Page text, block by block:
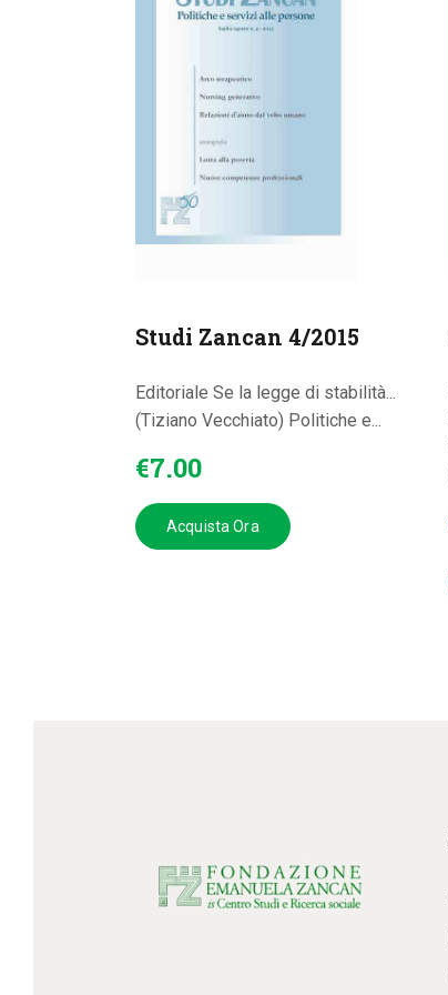
Studi Zancan 4/2015
Editoriale Se la legge di stabilità...
(Tiziano Vecchiato) Politiche e...
€7.00
Acquista Ora